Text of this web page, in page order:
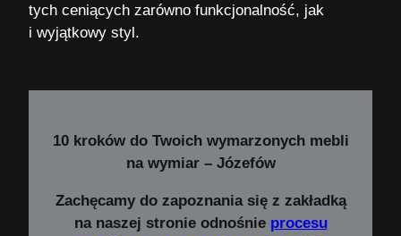
tych ceniących zarówno funkcjonalność, jak
i wyjątkowy styl.
10 kroków do Twoich wymarzonych mebli
na wymiar – Józefów
Zachęcamy do zapoznania się z zakładką
na naszej stronie odnośnie procesu